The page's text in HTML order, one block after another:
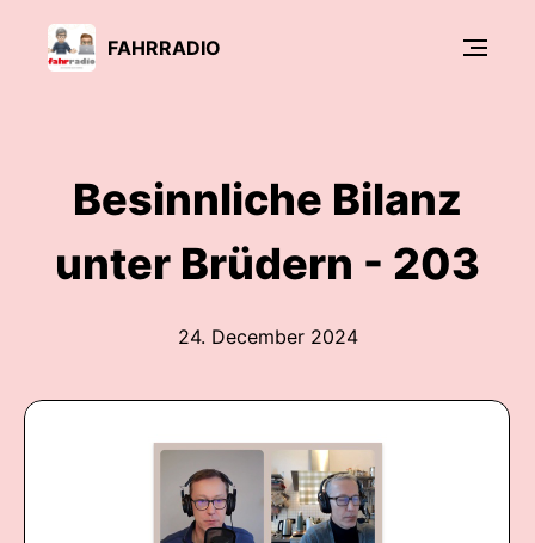
FAHRRADIO
Besinnliche Bilanz
unter Brüdern - 203
24. December 2024